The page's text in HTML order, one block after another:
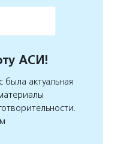
АСИ!
актуальная